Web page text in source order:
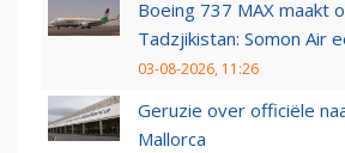
Boeing 737 MAX maakt
Tadzjikistan: Somon Air
03-08-2026, 11:26
Geruzie over officiële
Mallorca